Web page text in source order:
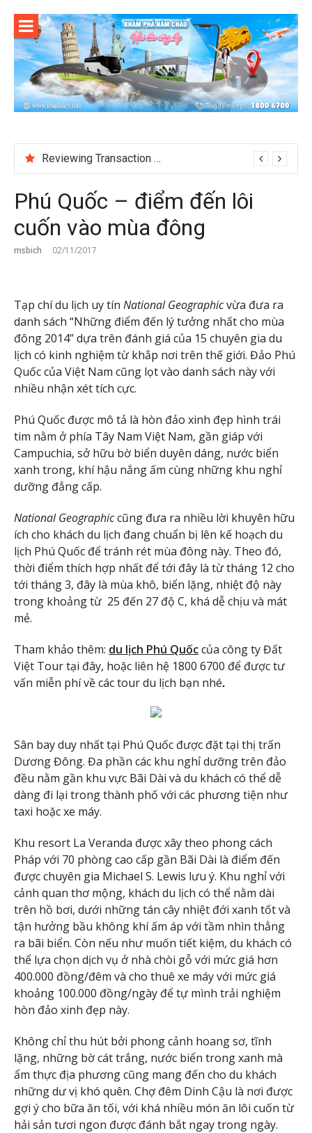
content
Reviewing Transaction History at BetNinja UK
Phú Quốc – điểm đến lôi
cuốn vào mùa đông
msbich 02/11/2017
Tạp chí du lịch uy tín National Geographicvừa đưa ra
danh sách “Những điểm đến lý tưởng nhất cho mùa
đông 2014” dựa trên đánh giá của 15 chuyên gia du
lịch có kinh nghiệm từ khắp nơi trên thế giới. Đảo Phú
Quốc của Việt Nam cũng lọt vào danh sách này với
nhiều nhận xét tích cực.
Phú Quốc được mô tả là hòn đảo xinh đẹp hình trái
tim nằm ở phía Tây Nam Việt Nam, gần giáp với
Campuchia, sở hữu bờ biển duyên dáng, nước biển
xanh trong, khí hậu nắng ấm cùng những khu nghỉ
dưỡng đẳng cấp.
National Geographiccũng đưa ra nhiều lời khuyên hữu
ích cho khách du lịch đang chuẩn bị lên kế hoạch du
lịch Phú Quốc để tránh rét mùa đông này. Theo đó,
thời điểm thích hợp nhất để tới đây là từ tháng 12 cho
tới tháng 3, đây là mùa khô, biển lặng, nhiệt độ này
trong khoảng từ 25 đến 27 độ C, khá dễ chịu và mát
mẻ.
Tham khảo thêm: du lịch Phú Quốccủa công ty Đất
Việt Tour tại đây, hoặc liên hệ 1800 6700 để được tư
vấn miễn phí về các tour du lịch bạn nhé.
Sân bay duy nhất tại Phú Quốc được đặt tại thị trấn
Dương Đông. Đa phần các khu nghỉ dưỡng trên đảo
đều nằm gần khu vực Bãi Dài và du khách có thể dễ
dàng đi lại trong thành phố với các phương tiện như
taxi hoặc xe máy.
Khu resort La Veranda được xây theo phong cách
Pháp với 70 phòng cao cấp gần Bãi Dài là điểm đến
được chuyên gia Michael S. Lewis lưu ý. Khu nghỉ với
cảnh quan thơ mộng, khách du lịch có thể nằm dài
trên hồ bơi, dưới những tán cây nhiệt đới xanh tốt và
tận hưởng bầu không khí ấm áp với tầm nhìn thẳng
ra bãi biển. Còn nếu như muốn tiết kiệm, du khách có
thể lựa chọn dịch vụ ở nhà chòi gỗ với mức giá hơn
400.000 đồng/đêm và cho thuê xe máy với mức giá
khoảng 100.000 đồng/ngày để tự mình trải nghiệm
hòn đảo xinh đẹp này.
Không chỉ thu hút bởi phong cảnh hoang sơ, tĩnh
lặng, những bờ cát trắng, nước biển trong xanh mà
ẩm thực địa phương cũng mang đến cho du khách
những dư vị khó quên. Chợ đêm Dinh Cậu là nơi được
gợi ý cho bữa ăn tối, với khá nhiều món ăn lôi cuốn từ
hải sản tươi ngon được đánh bắt ngay trong ngày.